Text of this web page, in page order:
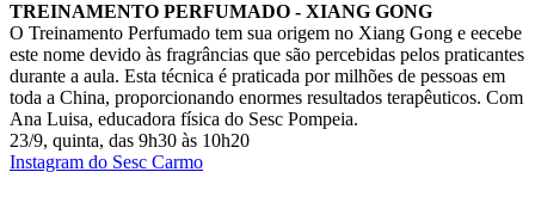
TREINAMENTO PERFUMADO - XIANG GONG
O Treinamento Perfumado tem sua origem no Xiang Gong e eecebe
este nome devido às fragrâncias que são percebidas pelos praticantes
durante a aula. Esta técnica é praticada por milhões de pessoas em
toda a China, proporcionando enormes resultados terapêuticos. Com
Ana Luisa, educadora física do Sesc Pompeia.
23/9, quinta, das 9h30 às 10h20
Instagram do Sesc Carmo